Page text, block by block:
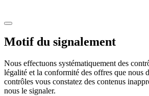
Motif du signalement
Nous effectuons systématiquement des
légalité et la conformité des offres que nous
contrôles vous constatez des contenus
nous le signaler.